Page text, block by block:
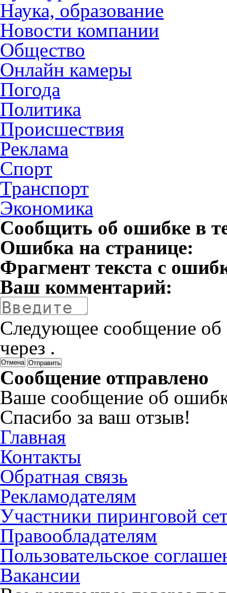
Наука, образование
Новости компании
Общество
Онлайн камеры
Погода
Политика
Происшествия
Реклама
Спорт
Транспорт
Экономика
Сообщить об ошибке в
Ошибка на странице:
Фрагмент текста с
Ваш комментарий:
Следующее сообщение об
через .
Отмена
Сообщение отправлено
Ваше сообщение об
Спасибо за ваш отзыв!
Главная
Контакты
Обратная связь
Рекламодателям
Участники пиринговой
Правообладателям
Пользовательское
Вакансии